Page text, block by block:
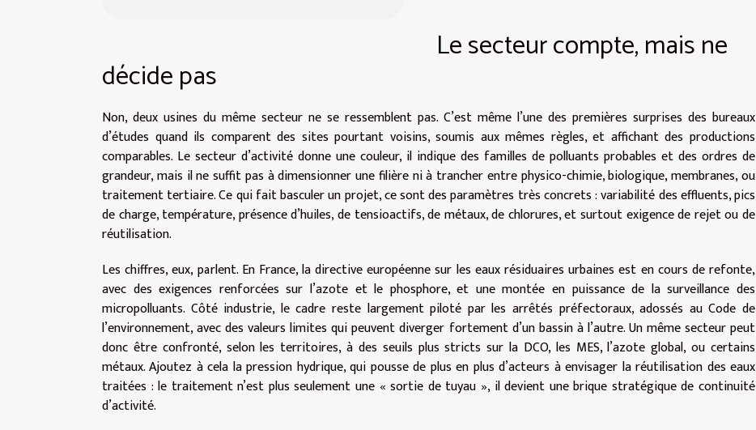
Le secteur compte, mais ne
décide pas
Non, deux usines du même secteur ne se ressemblent pas. C’est même l’une des premières surprises des bureaux
d’études quand ils comparent des sites pourtant voisins, soumis aux mêmes règles, et affichant des productions
comparables. Le secteur d’activité donne une couleur, il indique des familles de polluants probables et des ordres de
grandeur, mais il ne suffit pas à dimensionner une filière ni à trancher entre physico-chimie, biologique, membranes, ou
traitement tertiaire. Ce qui fait basculer un projet, ce sont des paramètres très concrets : variabilité des effluents, pics
de charge, température, présence d’huiles, de tensioactifs, de métaux, de chlorures, et surtout exigence de rejet ou de
réutilisation.
Les chiffres, eux, parlent. En France, la directive européenne sur les eaux résiduaires urbaines est en cours de refonte,
avec des exigences renforcées sur l’azote et le phosphore, et une montée en puissance de la surveillance des
micropolluants. Côté industrie, le cadre reste largement piloté par les arrêtés préfectoraux, adossés au Code de
l’environnement, avec des valeurs limites qui peuvent diverger fortement d’un bassin à l’autre. Un même secteur peut
donc être confronté, selon les territoires, à des seuils plus stricts sur la DCO, les MES, l’azote global, ou certains
métaux. Ajoutez à cela la pression hydrique, qui pousse de plus en plus d’acteurs à envisager la réutilisation des eaux
traitées : le traitement n’est plus seulement une « sortie de tuyau », il devient une brique stratégique de continuité
d’activité.